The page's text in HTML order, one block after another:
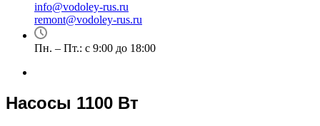
info@vodoley-rus.ru
remont@vodoley-rus.ru
Пн. – Пт.: с 9:00 до 18:00
Насосы 1100 Вт